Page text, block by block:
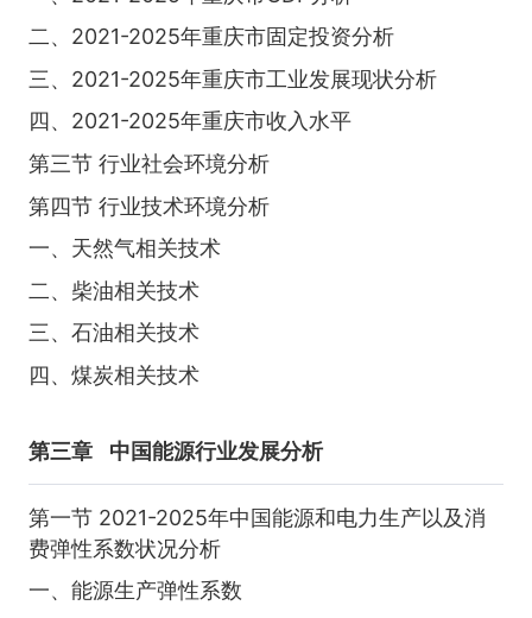
二、2021-2025年重庆市固定投资分析
三、2021-2025年重庆市工业发展现状分析
四、2021-2025年重庆市收入水平
第三节 行业社会环境分析
第四节 行业技术环境分析
一、天然气相关技术
二、柴油相关技术
三、石油相关技术
四、煤炭相关技术
第三章 中国能源行业发展分析
第一节 2021-2025年中国能源和电力生产以及消
费弹性系数状况分析
一、能源生产弹性系数